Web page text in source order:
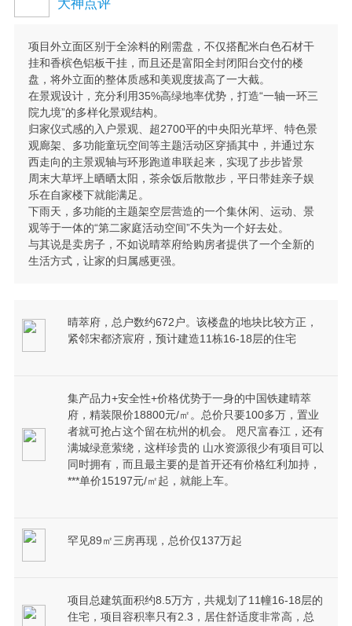
大神点评
项目外立面区别于全涂料的刚需盘，不仅搭配米白色石材干
挂和香槟色铝板干挂，而且还是富阳全封闭阳台交付的楼
盘，将外立面的整体质感和美观度拔高了一大截。
在景观设计，充分利用35%高绿地率优势，打造“一轴一环三
院九境”的多样化景观结构。
归家仪式感的入户景观、超2700平的中央阳光草坪、特色景
观廊架、多功能童玩空间等主题活动区穿插其中，并通过东
西走向的主景观轴与环形跑道串联起来，实现了步步皆景
周末大草坪上晒晒太阳，茶余饭后散散步，平日带娃亲子娱
乐在自家楼下就能满足。
下雨天，多功能的主题架空层营造的一个集休闲、运动、景
观等于一体的“第二家庭活动空间”不失为一个好去处。
与其说是卖房子，不如说晴萃府给购房者提供了一个全新的
生活方式，让家的归属感更强。
晴萃府，总户数约672户。该楼盘的地块比较方正，
紧邻宋都济宸府，预计建造11栋16-18层的住宅
集产品力+安全性+价格优势于一身的中国铁建晴萃
府，精装限价18800元/㎡。总价只要100多万，置业
者就可抢占这个留在杭州的机会。 咫尺富春江，还有
满城绿意萦绕，这样珍贵的 山水资源很少有项目可以
同时拥有，而且最主要的是首开还有价格红利加持，
***单价15197元/㎡起，就能上车。
罕见89㎡三房再现，总价仅137万起
项目总建筑面积约8.5万方，共规划了11幢16-18层的
住宅，项目容积率只有2.3，居住舒适度非常高，总